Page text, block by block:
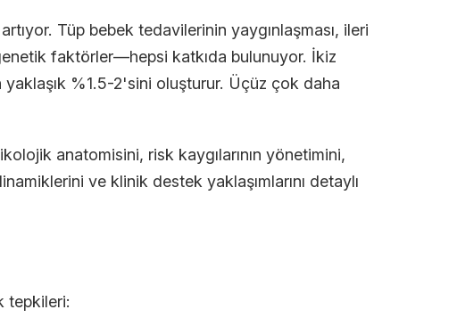
Tüp bebek tedavilerinin yaygınlaşması, ileri
faktörler—hepsi katkıda bulunuyor. İkiz
%1.5-2'sini oluşturur. Üçüz çok daha
anatomisini, risk kaygılarının yönetimini,
ve klinik destek yaklaşımlarını detaylı
tepkileri: